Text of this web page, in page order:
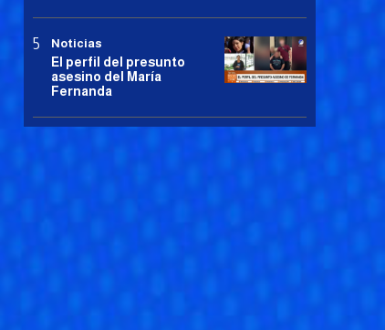
Noticias
El perfil del presunto
asesino del María
Fernanda